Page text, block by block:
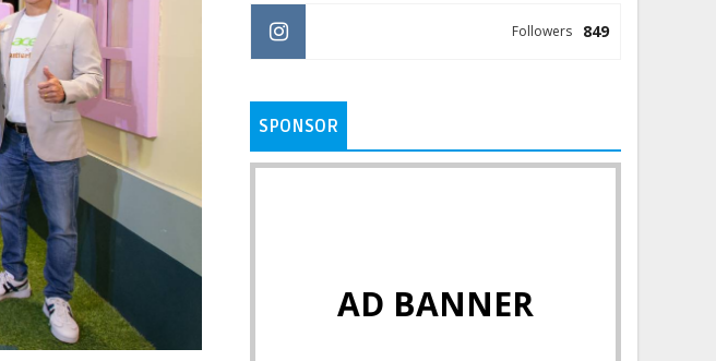
849
Followers
SPONSOR
AD BANNER